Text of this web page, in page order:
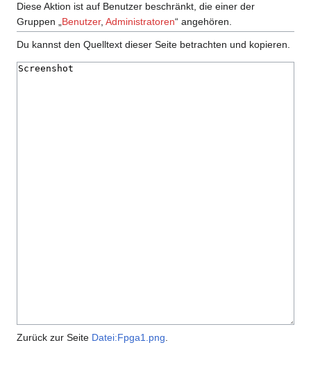
Diese Aktion ist auf Benutzer beschränkt, die einer der
Gruppen „ Benutzer, Administratoren“ angehören.
Du kannst den Quelltext dieser Seite betrachten und kopieren.
Zurück zur Seite Datei:Fpga1.png.